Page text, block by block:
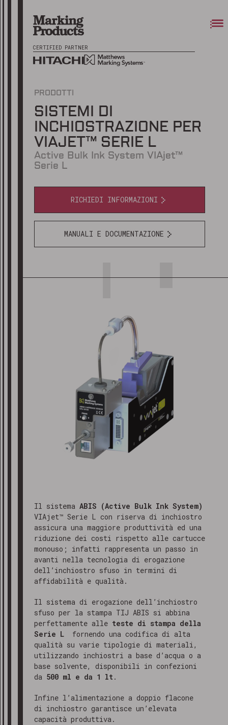
CERTIFIED PARTNER
PRODOTTI
SISTEMI DI
INCHIOSTRAZIONE PER
VIAJET™ SERIE L
Active Bulk Ink System VIAjet™
Serie L
RICHIEDI INFORMAZIONI
MANUALI E DOCUMENTAZIONE
Il sistemaABIS (Active Bulk Ink System)
VIAjet™ Serie L con riserva di inchiostro
assicura una maggiore produttività ed una
riduzione dei costi rispetto alle cartucce
monouso; infatti rappresenta un passo in
avanti nella tecnologia di erogazione
dell’inchiostro sfuso in termini di
affidabilità e qualità.
Il sistema di erogazione dell’inchiostro
sfuso per la stampa TIJ ABIS si abbina
perfettamente alle teste di stampa della
Serie L fornendo una codifica di alta
qualità su varie tipologie di materiali,
utilizzando inchiostri a base d’acqua o a
base solvente, disponibili in confezioni
da 500 ml e da 1 lt .
Infine l’alimentazione a doppio flacone
di inchiostro garantisce un’elevata
capacità produttiva.